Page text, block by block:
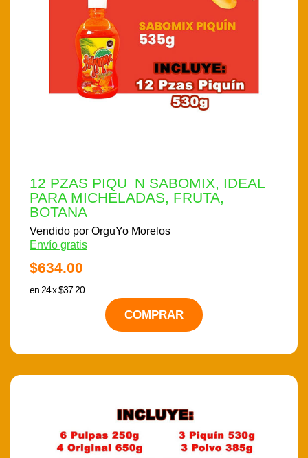
12 PZAS PIQU N SABOMIX, IDEAL
PARA MICHELADAS, FRUTA,
BOTANA
Vendido por OrguYo Morelos
Envío gratis
$634.00
en 24 x $37.20
COMPRAR